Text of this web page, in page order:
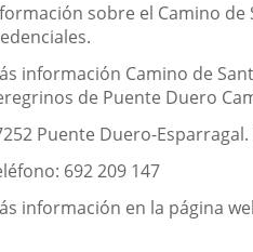
sobre el Camino de
información Camino de
de Puente Duero
Puente Duero-
692 209 147
información en la página